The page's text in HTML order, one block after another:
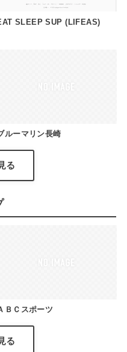
SLEEP SUP (LIFEAS)
ルーマリン長崎
る
ＢＣスポーツ
る